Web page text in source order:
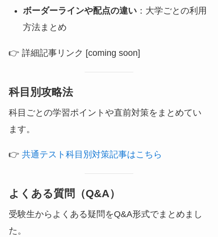
ボーダーラインや配点の違い：大学ごとの利用
方法まとめ
👉 詳細記事リンク [coming soon]
科目別攻略法
科目ごとの学習ポイントや直前対策をまとめてい
ます。
👉 共通テスト科目別対策記事はこちら
よくある質問（Q&A）
受験生からよくある疑問をQ&A形式でまとめまし
た。